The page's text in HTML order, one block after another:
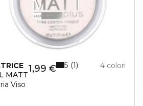
MATT
Viso
1,99 € 4 colori
5 1